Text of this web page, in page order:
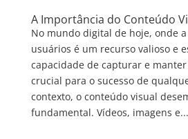
A Importância do Conteúdo
No mundo digital de hoje, onde
usuários é um recurso valioso e
capacidade de capturar e
crucial para o sucesso de
contexto, o conteúdo visual
fundamental. Vídeos, imagens e...